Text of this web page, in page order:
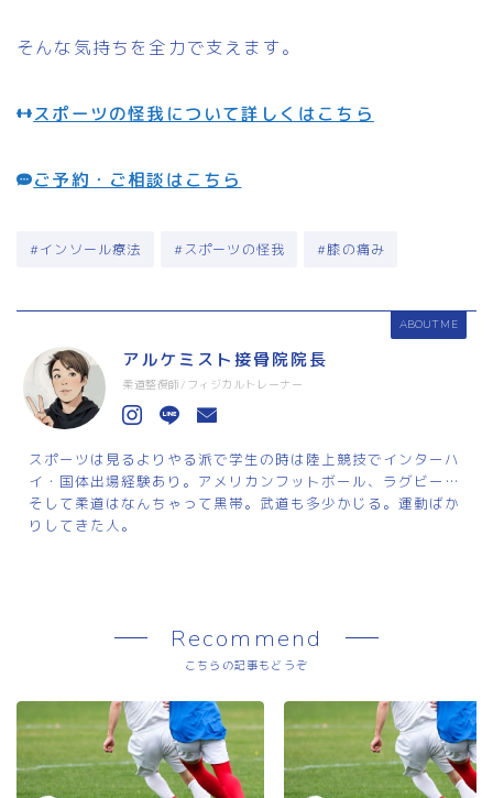
そんな気持ちを全力で支えます。
スポーツの怪我について詳しくはこちら
ご予約・ご相談はこちら
#インソール療法 #スポーツの怪我 #膝の痛み
ABOUT ME
アルケミスト接骨院院長
柔道整復師/フィジカルトレーナー
スポーツは見るよりやる派で学生の時は陸上競技でインターハ
イ・国体出場経験あり。アメリカンフットボール、ラグビー…
そして柔道はなんちゃって黒帯。武道も多少かじる。運動ばか
りしてきた人。
Recommend
こちらの記事もどうぞ